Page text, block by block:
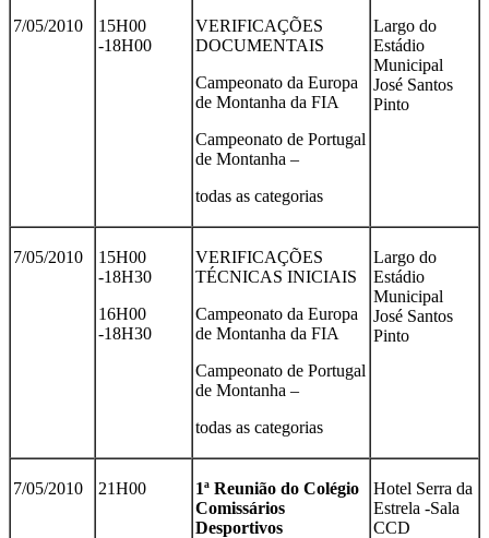
7/05/2010
15H00
-18H00
VERIFICAÇÕES
DOCUMENTAIS
Campeonato da Europa
de Montanha da FIA
Campeonato de Portugal
de Montanha –
todas as categorias
Largo do
Estádio
Municipal
José Santos
Pinto
7/05/2010
15H00
-18H30
16H00
-18H30
VERIFICAÇÕES
TÉCNICAS INICIAIS
Campeonato da Europa
de Montanha da FIA
Campeonato de Portugal
de Montanha –
todas as categorias
Largo do
Estádio
Municipal
José Santos
Pinto
7/05/2010 21H00
1ª Reunião do Colégio
Comissários
Desportivos
Hotel Serra da
Estrela -Sala
CCD